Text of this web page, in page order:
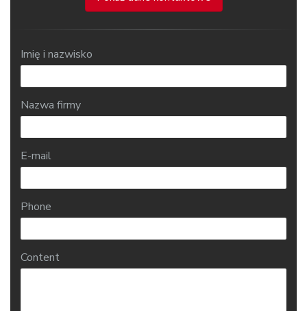
Imię i nazwisko
Nazwa firmy
E-mail
Phone
Content